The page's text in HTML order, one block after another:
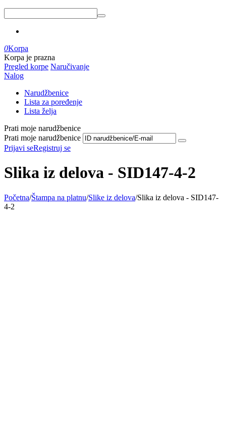
0Korpa
Korpa je prazna
Pregled korpe Naručivanje
Nalog
Narudžbenice
Lista za poređenje
Lista želja
Prati moje narudžbenice
Prati moje narudžbenice
Prijavi seRegistruj se
Slika iz delova - SID147-4-2
Početna/Štampa na platnu/Slike iz delova/Slika iz delova - SID147-
4-2